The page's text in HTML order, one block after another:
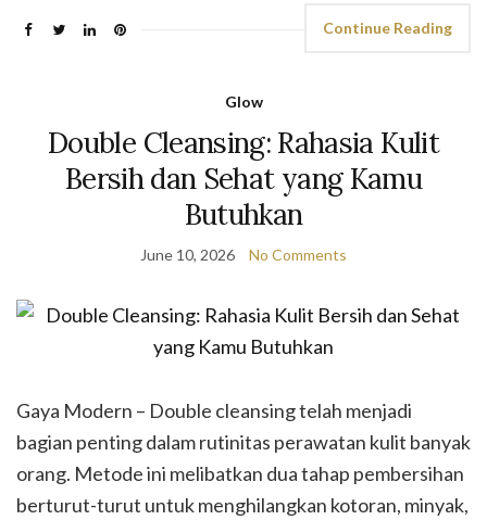
Continue Reading
Glow
Double Cleansing: Rahasia Kulit
Bersih dan Sehat yang Kamu
Butuhkan
June 10, 2026 No Comments
Gaya Modern – Double cleansing telah menjadi
bagian penting dalam rutinitas perawatan kulit banyak
orang. Metode ini melibatkan dua tahap pembersihan
berturut-turut untuk menghilangkan kotoran, minyak,